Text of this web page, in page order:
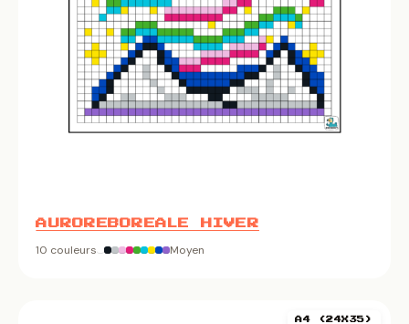
AUROREBOREALE HIVER
10 couleurs Moyen
A4 (24X35)